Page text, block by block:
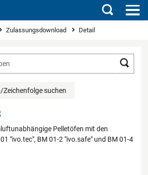
Suchen
Zulassungsdownload Detail
Zeichenfolge suchen
Pelletöfen mit den
"ivo.tec", BM 01-2 "ivo.safe" und BM 01-4